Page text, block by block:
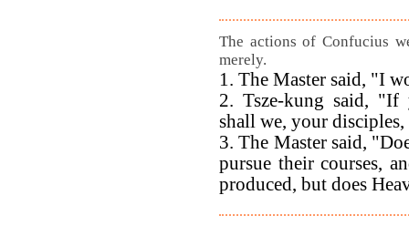
The actions of Confucius
merely.
1. The Master said, "I
2. Tsze-kung said, "If
shall we, your
3. The Master said,
pursue their courses,
produced, but does